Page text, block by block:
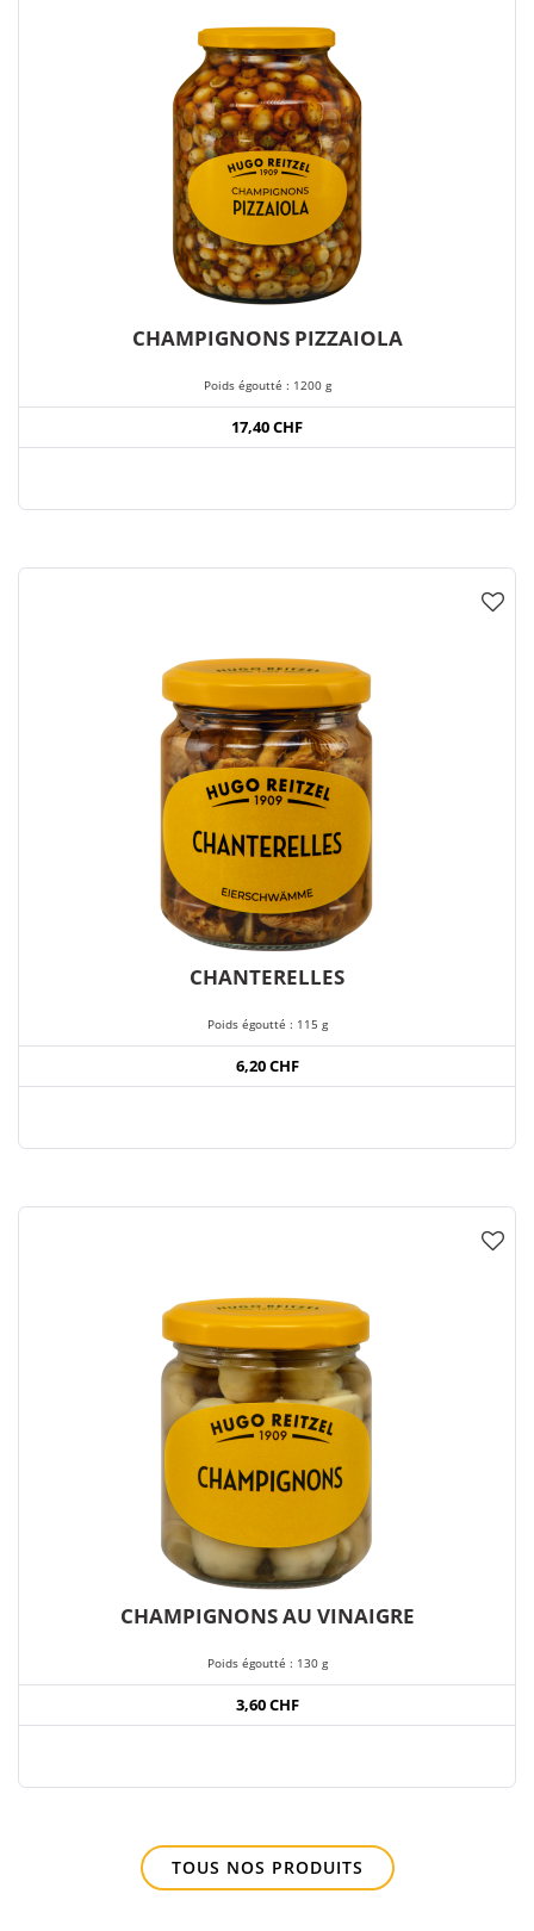
CHAMPIGNONS PIZZAIOLA
Poids égoutté : 1200 g
17,40 CHF
CHANTERELLES
Poids égoutté : 115 g
6,20 CHF
CHAMPIGNONS AU VINAIGRE
Poids égoutté : 130 g
3,60 CHF
TOUS NOS PRODUITS